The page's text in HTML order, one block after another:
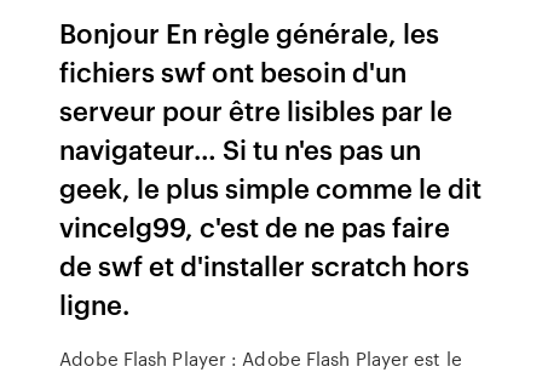
Bonjour En règle générale, les
fichiers swf ont besoin d'un
serveur pour être lisibles par le
navigateur… Si tu n'es pas un
geek, le plus simple comme le dit
vincelg99, c'est de ne pas faire
de swf et d'installer scratch hors
ligne.
Adobe Flash Player : Adobe Flash Player est le